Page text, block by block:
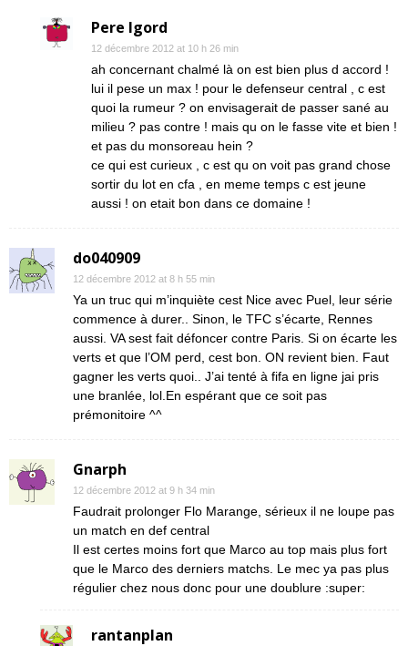
Pere Igord
12 décembre 2012 at 10 h 26 min
ah concernant chalmé là on est bien plus d accord !
lui il pese un max ! pour le defenseur central , c est
quoi la rumeur ? on envisagerait de passer sané au
milieu ? pas contre ! mais qu on le fasse vite et bien !
et pas du monsoreau hein ?
ce qui est curieux , c est qu on voit pas grand chose
sortir du lot en cfa , en meme temps c est jeune
aussi ! on etait bon dans ce domaine !
do040909
12 décembre 2012 at 8 h 55 min
Ya un truc qui m’inquiète cest Nice avec Puel, leur série
commence à durer.. Sinon, le TFC s’écarte, Rennes
aussi. VA sest fait défoncer contre Paris. Si on écarte les
verts et que l’OM perd, cest bon. ON revient bien. Faut
gagner les verts quoi.. J’ai tenté à fifa en ligne jai pris
une branlée, lol.En espérant que ce soit pas
prémonitoire ^^
Gnarph
12 décembre 2012 at 9 h 34 min
Faudrait prolonger Flo Marange, sérieux il ne loupe pas
un match en def central
Il est certes moins fort que Marco au top mais plus fort
que le Marco des derniers matchs. Le mec ya pas plus
régulier chez nous donc pour une doublure :super:
rantanplan